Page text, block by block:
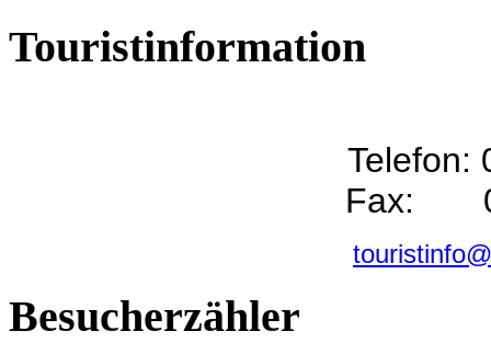
Touristinformation
Telefon:
Fax:
Besucherzähler